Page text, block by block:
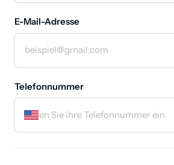
E-Mail-Adresse
Telefonnummer